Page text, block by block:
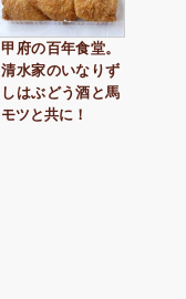
甲府の百年食堂。
清水家のいなりず
しはぶどう酒と馬
モツと共に！